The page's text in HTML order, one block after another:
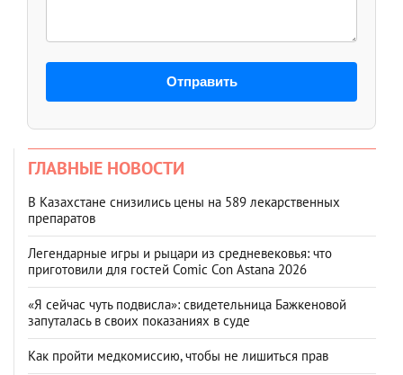
Отправить
ГЛАВНЫЕ НОВОСТИ
В Казахстане снизились цены на 589 лекарственных
препаратов
Легендарные игры и рыцари из средневековья: что
приготовили для гостей Comic Con Astana 2026
«Я сейчас чуть подвисла»: свидетельница Бажкеновой
запуталась в своих показаниях в суде
Как пройти медкомиссию, чтобы не лишиться прав